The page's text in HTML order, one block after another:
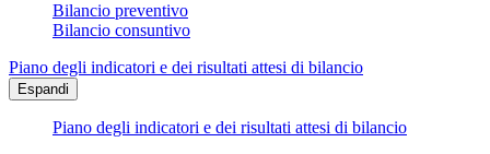
Bilancio preventivo
Bilancio consuntivo
Piano degli indicatori e dei risultati attesi di bilancio
Espandi
Piano degli indicatori e dei risultati attesi di bilancio